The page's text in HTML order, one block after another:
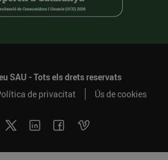
SAU - Tots els drets reservats
de privacitat Ús de cookies